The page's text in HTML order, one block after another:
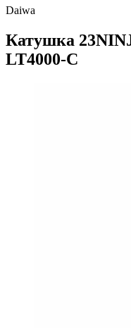
Daiwa
Катушка
LT4000-C